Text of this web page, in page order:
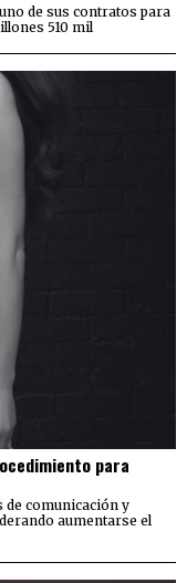
de sus contratos para
510 mil
para
de comunicación y
aumentarse el